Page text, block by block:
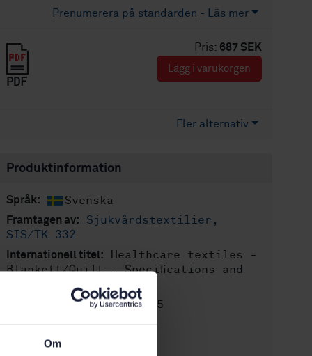
Om
Prenumerera på standarden - Läs mer
Pris: 687 SEK
PDF
Lägg i varukorgen
Fler alternativ
Produktinformation
Språk: Svenska
Framtagen av:
Sjukvårdstextilier,
SIS/TK 332
Internationell titel:
Healthcare textiles -
Blankett/Quilt - Specifications and
requirements
Artikelnummer: STD-101785
Utgåva:2
Fastställd: